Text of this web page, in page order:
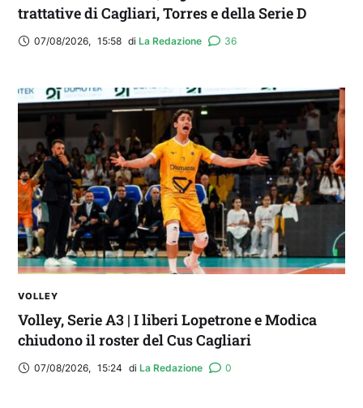
trattative di Cagliari, Torres e della Serie D
07/08/2026, 15:58 di La Redazione 36
VOLLEY
Volley, Serie A3 | I liberi Lopetrone e Modica
chiudono il roster del Cus Cagliari
07/08/2026, 15:24 di La Redazione 0